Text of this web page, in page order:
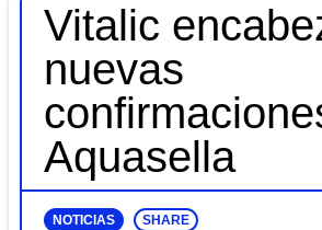
Vitalic
nuevas
Aquasella
NOTICIAS SHARE